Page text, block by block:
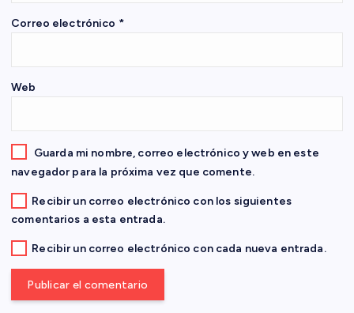
t
a
d
a
s
Correo electrónico *
Web
Guarda mi nombre, correo electrónico y web en este
navegador para la próxima vez que comente.
Recibir un correo electrónico con los siguientes
comentarios a esta entrada.
Recibir un correo electrónico con cada nueva entrada.